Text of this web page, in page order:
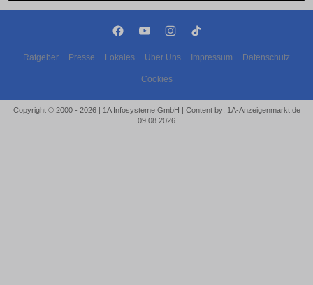
Ratgeber Presse Lokales Über Uns Impressum Datenschutz
Cookies
Copyright © 2000 - 2026 | 1A Infosysteme GmbH | Content by: 1A-Anzeigenmarkt.de
09.08.2026